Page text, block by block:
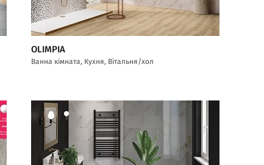
OLIMPIA
Ванна кімната, Кухня, Вітальня/хол